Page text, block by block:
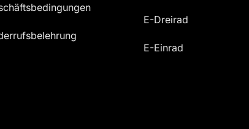
E-Dreirad
E-Einrad